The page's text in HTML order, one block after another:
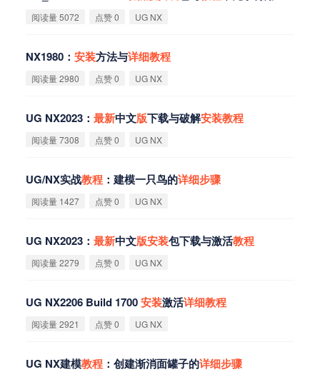
阅读量 5072 点赞 0 UG NX
NX1980： 安装方法与详细教程
阅读量 2980 点赞 0 UG NX
UG NX2023： 最新中文版下载与破解安装教程
阅读量 7308 点赞 0 UG NX
UG/NX实战教程 ：建模一只鸟的详细步骤
阅读量 1427 点赞 0 UG NX
UG NX2023： 最新中文版安装包下载与激活教程
阅读量 2279 点赞 0 UG NX
UG NX2206 Build 1700安装激活详细教程
阅读量 2921 点赞 0 UG NX
UG NX建模教程 ：创建渐消面罐子的详细步骤